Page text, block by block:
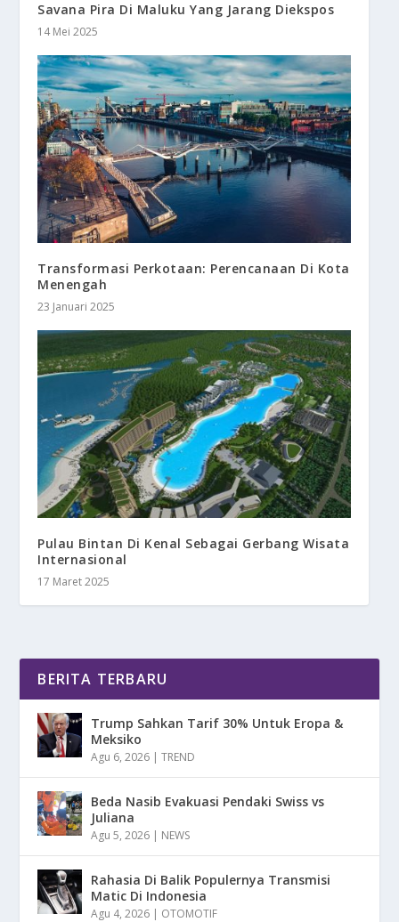
Savana Pira Di Maluku Yang Jarang Diekspos
14 Mei 2025
Transformasi Perkotaan: Perencanaan Di Kota
Menengah
23 Januari 2025
Pulau Bintan Di Kenal Sebagai Gerbang Wisata
Internasional
17 Maret 2025
BERITA TERBARU
Trump Sahkan Tarif 30% Untuk Eropa &
Meksiko
Agu 6, 2026 |TREND
Beda Nasib Evakuasi Pendaki Swiss vs
Juliana
Agu 5, 2026 | NEWS
Rahasia Di Balik Populernya Transmisi
Matic Di Indonesia
Agu 4, 2026 | OTOMOTIF